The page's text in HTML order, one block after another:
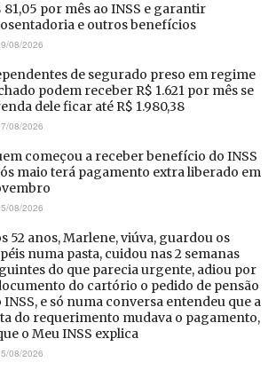
81,05 por mês ao INSS e garantir
e outros benefícios
08/2026
de segurado preso em regime
podem receber R$ 1.621 por mês se
dele ficar até R$ 1.980,38
08/2026
começou a receber benefício do INSS
maio terá pagamento extra liberado em
08/2026
52 anos, Marlene, viúva, guardou os
numa pasta, cuidou nas 2 semanas
do que parecia urgente, adiou por
do cartório o pedido de pensão
INSS, e só numa conversa entendeu que a
do requerimento mudava o pagamento,
o Meu INSS explica
08/2026